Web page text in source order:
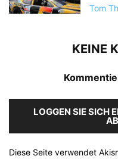
Tom
KEINE
LOGGEN SIE SICH
Diese Seite verwendet